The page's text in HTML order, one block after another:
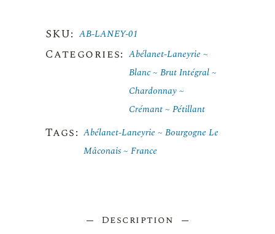
SKU: AB-LANEY-01
Categories: Abélanet-Laneyrie
Blanc
Brut Intégral
Chardonnay
Crémant
Pétillant
Tags: Abélanet-Laneyrie
Bourgogne Le
Mâconais
France
Description